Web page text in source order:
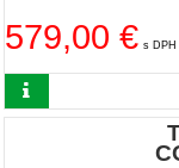
579,00 € s DPH